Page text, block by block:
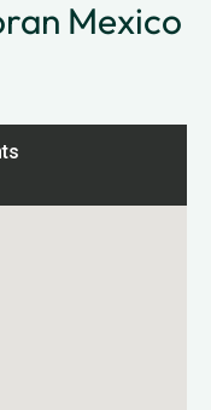
Mexico